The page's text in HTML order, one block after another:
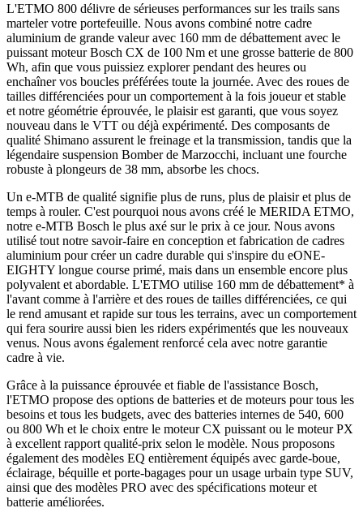
L'ETMO 800 délivre de sérieuses performances sur les trails sans
marteler votre portefeuille. Nous avons combiné notre cadre
aluminium de grande valeur avec 160 mm de débattement avec le
puissant moteur Bosch CX de 100 Nm et une grosse batterie de 800
Wh, afin que vous puissiez explorer pendant des heures ou
enchaîner vos boucles préférées toute la journée. Avec des roues de
tailles différenciées pour un comportement à la fois joueur et stable
et notre géométrie éprouvée, le plaisir est garanti, que vous soyez
nouveau dans le VTT ou déjà expérimenté. Des composants de
qualité Shimano assurent le freinage et la transmission, tandis que la
légendaire suspension Bomber de Marzocchi, incluant une fourche
robuste à plongeurs de 38 mm, absorbe les chocs.
Un e-MTB de qualité signifie plus de runs, plus de plaisir et plus de
temps à rouler. C'est pourquoi nous avons créé le MERIDA ETMO,
notre e-MTB Bosch le plus axé sur le prix à ce jour. Nous avons
utilisé tout notre savoir-faire en conception et fabrication de cadres
aluminium pour créer un cadre durable qui s'inspire du eONE-
EIGHTY longue course primé, mais dans un ensemble encore plus
polyvalent et abordable. L'ETMO utilise 160 mm de débattement* à
l'avant comme à l'arrière et des roues de tailles différenciées, ce qui
le rend amusant et rapide sur tous les terrains, avec un comportement
qui fera sourire aussi bien les riders expérimentés que les nouveaux
venus. Nous avons également renforcé cela avec notre garantie
cadre à vie.
Grâce à la puissance éprouvée et fiable de l'assistance Bosch,
l'ETMO propose des options de batteries et de moteurs pour tous les
besoins et tous les budgets, avec des batteries internes de 540, 600
ou 800 Wh et le choix entre le moteur CX puissant ou le moteur PX
à excellent rapport qualité-prix selon le modèle. Nous proposons
également des modèles EQ entièrement équipés avec garde-boue,
éclairage, béquille et porte-bagages pour un usage urbain type SUV,
ainsi que des modèles PRO avec des spécifications moteur et
batterie améliorées.